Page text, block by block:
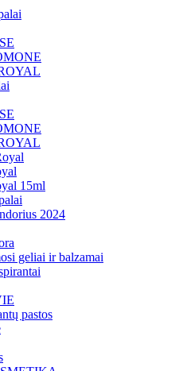
15ml
2024
geliai ir balzamai
pastos